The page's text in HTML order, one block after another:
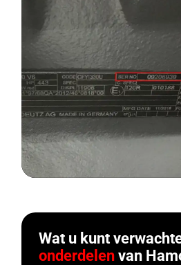
Wat u kunt
onderdelen van